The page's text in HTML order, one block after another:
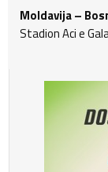
Moldavija –
Stadion Aci e